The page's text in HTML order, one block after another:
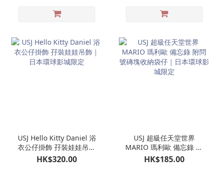
USJ Hello Kitty Daniel 浴
衣公仔掛飾 孖裝娃娃吊飾
｜日本環球影城限定
HK$320.00
USJ 超級任天堂世界
MARIO 瑪利歐 備忘錄 附
問號磚塊收納袋仔｜日本
環球影城限定
HK$185.00